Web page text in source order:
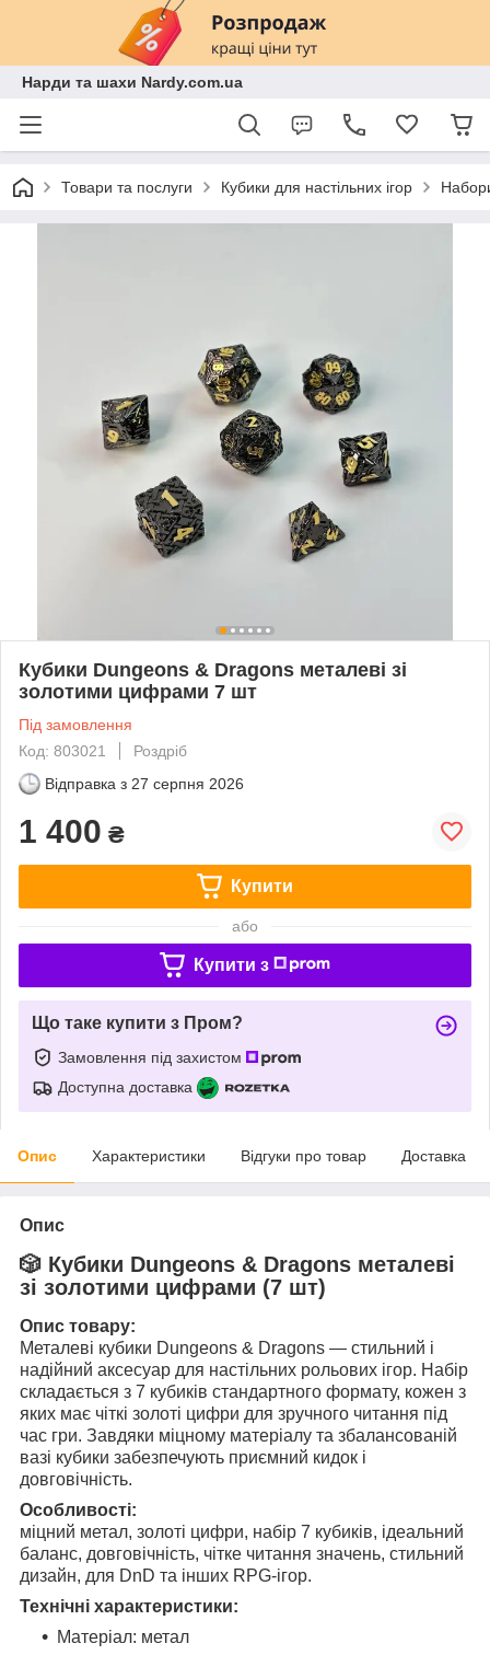
Нарди та шахи Nardy.com.ua
Товари та послуги Кубики для настільних ігор
Кубики Dungeons & Dragons металеві зі
золотими цифрами 7 шт
Під замовлення
Код: 803021
Роздріб
Відправка з 27 серпня 2026
1 400 ₴
Купити
або
Купити з
Що таке купити з Пром?
Замовлення під захистом
Доступна доставка
Опис Характеристики Відгуки про товар Доставка
Опис
🎲 Кубики Dungeons & Dragons металеві
зі золотими цифрами (7 шт)
Опис товару:
Металеві кубики Dungeons & Dragons — стильний і
надійний аксесуар для настільних рольових ігор. Набір
складається з 7 кубиків стандартного формату, кожен з
яких має чіткі золоті цифри для зручного читання під
час гри. Завдяки міцному матеріалу та збалансованій
вазі кубики забезпечують приємний кидок і
довговічність.
Особливості:
міцний метал, золоті цифри, набір 7 кубиків, ідеальний
баланс, довговічність, чітке читання значень, стильний
дизайн, для DnD та інших RPG-ігор.
Технічні характеристики:
Матеріал: метал